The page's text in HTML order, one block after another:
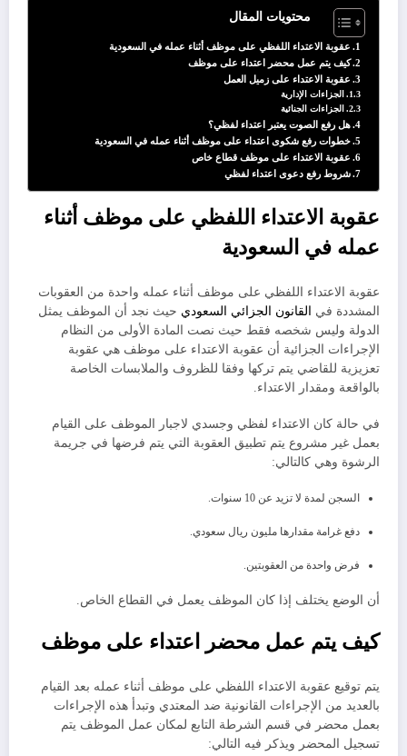
محتويات المقال
عقوبة الاعتداء اللفظي على موظف أثناء عمله في السعودية
كيف يتم عمل محضر اعتداء على موظف
عقوبة الاعتداء على زميل العمل
الجزاءات الإدارية
الجزاءات الجنائية
هل رفع الصوت يعتبر اعتداء لفظي؟
خطوات رفع شكوى اعتداء على موظف أثناء عمله في السعودية
عقوبة الاعتداء على موظف قطاع خاص
شروط رفع دعوى اعتداء لفظي
عقوبة الاعتداء اللفظي على موظف أثناء
عمله في السعودية
عقوبة الاعتداء اللفظي على موظف أثناء عمله واحدة من العقوبات
المشددة في
القانون الجزائي السعودي حيث نجد أن الموظف يمثل
الدولة وليس شخصه فقط حيث نصت المادة الأولى من النظام
الإجراءات الجزائية أن عقوبة الاعتداء على موظف هي عقوبة
تعزيزية للقاضي يتم تركها وفقا للظروف والملابسات الخاصة
بالواقعة ومقدار الاعتداء.
في حالة كان الاعتداء لفظي وجسدي لاجبار الموظف على القيام
بعمل غير مشروع يتم تطبيق العقوبة التي يتم فرضها في جريمة
الرشوة وهي كالتالي:
السجن لمدة لا تزيد عن 10 سنوات.
دفع غرامة مقدارها مليون ريال سعودي.
فرض واحدة من العقوبتين.
أن الوضع يختلف إذا كان الموظف يعمل في القطاع الخاص.
كيف يتم عمل محضر اعتداء على موظف
يتم توقيع عقوبة الاعتداء اللفظي على موظف أثناء عمله بعد القيام
بالعديد من الإجراءات القانونية ضد المعتدي وتبدأ هذه الإجراءات
بعمل محضر في قسم الشرطة التابع لمكان عمل الموظف يتم
تسجيل المحضر ويذكر فيه التالي: